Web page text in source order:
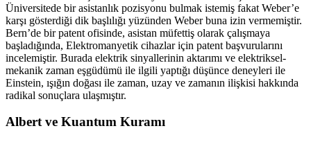
Üniversitede bir asistanlık pozisyonu bulmak istemiş fakat Weber’e
karşı gösterdiği dik başlılığı yüzünden Weber buna izin vermemiştir.
Bern’de bir patent ofisinde, asistan müfettiş olarak çalışmaya
başladığında, Elektromanyetik cihazlar için patent başvurularını
incelemiştir. Burada elektrik sinyallerinin aktarımı ve elektriksel-
mekanik zaman eşgüdümü ile ilgili yaptığı düşünce deneyleri ile
Einstein, ışığın doğası ile zaman, uzay ve zamanın ilişkisi hakkında
radikal sonuçlara ulaşmıştır.
Albert ve Kuantum Kuramı